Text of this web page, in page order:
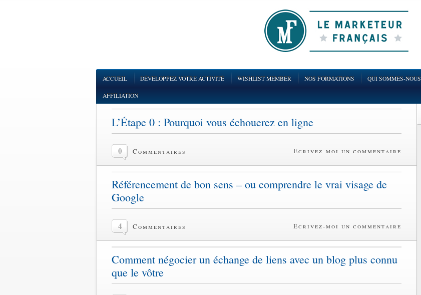
ACCUEIL DÉVELOPPEZ VOTRE ACTIVITÉ WISHLIST MEMBER NOS FORMATIONS QUI SOMMES-NOUS
AFFILIATION
L’Étape 0 : Pourquoi vous échouerez en ligne
0 Commentaires Ecrivez-moi un commentaire
Référencement de bon sens – ou comprendre le vrai visage de
Google
4 Commentaires Ecrivez-moi un commentaire
Comment négocier un échange de liens avec un blog plus connu
que le vôtre